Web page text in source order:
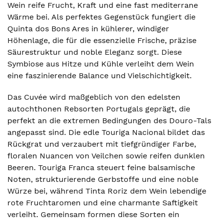
Wein reife Frucht, Kraft und eine fast mediterrane
Wärme bei. Als perfektes Gegenstück fungiert die
Quinta dos Bons Ares in kühlerer, windiger
Höhenlage, die für die essenzielle Frische, präzise
Säurestruktur und noble Eleganz sorgt. Diese
Symbiose aus Hitze und Kühle verleiht dem Wein
eine faszinierende Balance und Vielschichtigkeit.
Das Cuvée wird maßgeblich von den edelsten
autochthonen Rebsorten Portugals geprägt, die
perfekt an die extremen Bedingungen des Douro-Tals
angepasst sind. Die edle Touriga Nacional bildet das
Rückgrat und verzaubert mit tiefgründiger Farbe,
floralen Nuancen von Veilchen sowie reifen dunklen
Beeren. Touriga Franca steuert feine balsamische
Noten, strukturierende Gerbstoffe und eine noble
Würze bei, während Tinta Roriz dem Wein lebendige
rote Fruchtaromen und eine charmante Saftigkeit
verleiht. Gemeinsam formen diese Sorten ein